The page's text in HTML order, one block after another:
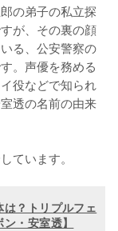
の弟子の私立探
が、その裏の顔
る、公安警察の
。声優を務める
役などで知られ
透の名前の由来
ています。
は？トリプルフェ
・安室透】